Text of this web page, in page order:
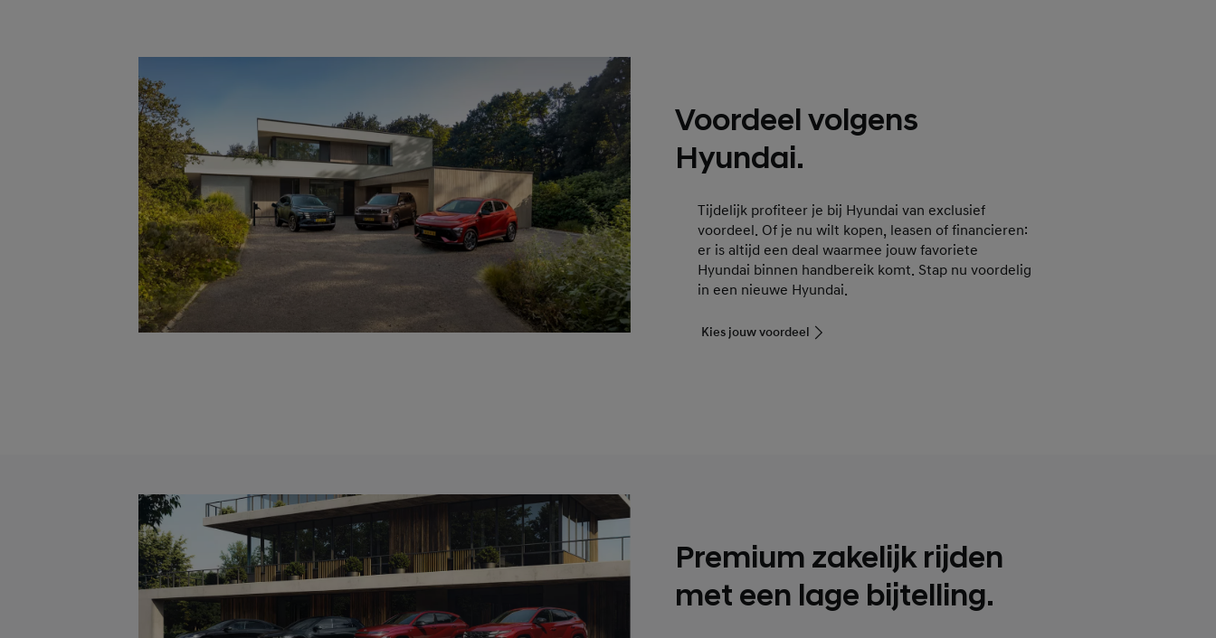
Voordeel volgens
Hyundai.
Tijdelijk profiteer je bij Hyundai van exclusief
voordeel. Of je nu wilt kopen, leasen of financieren:
er is altijd een deal waarmee jouw favoriete
Hyundai binnen handbereik komt. Stap nu voordelig
in een nieuwe Hyundai.
Kies jouw voordeel
Premium zakelijk rijden
met een lage bijtelling.